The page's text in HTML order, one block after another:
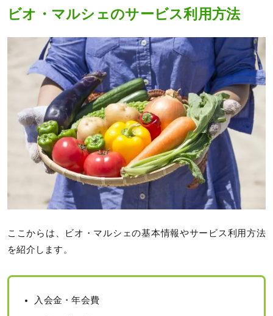
ビオ・マルシェのサービス利用方法
ここからは、ビオ・マルシェの基本情報やサービス利用方法
を紹介します。
入会金・年会費